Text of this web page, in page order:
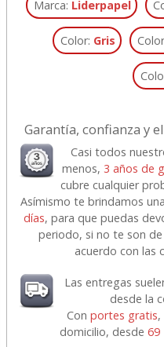
Marca: Liderpapel
Color: Gris
Garantía, confianza y
Casi todos
menos,3 años de
cubre cualquier
Asímismo te brindamos una
días, para que puedas
periodo, si no te son
acuerdo con las
Las entregas
desde la
Con portes gratis
domicilio, desde69